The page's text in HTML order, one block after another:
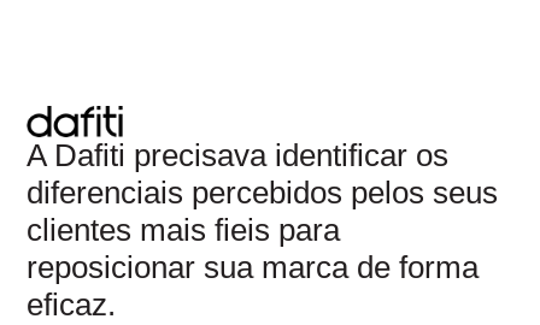
A Dafiti precisava identificar os
diferenciais percebidos pelos seus
clientes mais fieis para
reposicionar sua marca de forma
eficaz.